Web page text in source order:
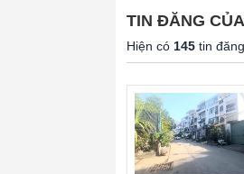
TIN ĐĂNG
Hiện có 145 tin đăng